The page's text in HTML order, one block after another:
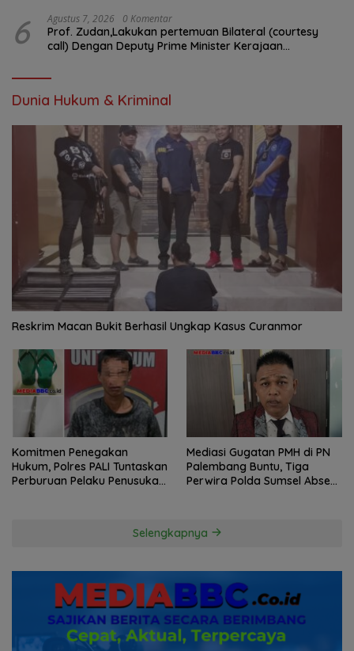
6 Agustus 7, 2026 0 Komentar
Prof. Zudan,Lakukan pertemuan Bilateral (courtesy
call) Dengan Deputy Prime Minister Kerajaan
ASN ASEAN
Dunia Hukum & Kriminal
Reskrim Macan Bukit Berhasil Ungkap Kasus Curanmor
Komitmen Penegakan
Hukum, Polres PALI Tuntaskan
Perburuan Pelaku Penusukan
Mediasi Gugatan PMH di PN
Palembang Buntu, Tiga
Perwira Polda Sumsel Absen,
Selengkapnya